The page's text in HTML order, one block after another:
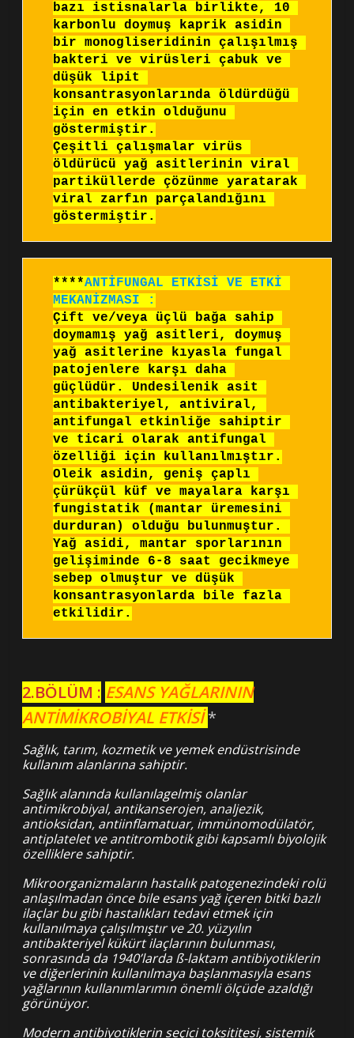
bazı istisnalarla birlikte, 10
karbonlu doymuş kaprik asidin
bir monogliseridinin çalışılmış
bakteri ve virüsleri çabuk ve
düşük lipit
konsantrasyonlarında öldürdüğü
için en etkin olduğunu
göstermiştir.
Çeşitli çalışmalar virüs
öldürücü yağ asitlerinin viral
partiküllerde çözünme yaratarak
viral zarfın parçalandığını
göstermiştir.
****ANTİFUNGAL ETKİSİ VE ETKİ
MEKANİZMASI :
Çift ve/veya üçlü bağa sahip
doymamış yağ asitleri, doymuş
yağ asitlerine kıyasla fungal
patojenlere karşı daha
güçlüdür. Undesilenik asit
antibakteriyel, antiviral,
antifungal etkinliğe sahiptir
ve ticari olarak antifungal
özelliği için kullanılmıştır.
Oleik asidin, geniş çaplı
çürükçül küf ve mayalara karşı
fungistatik (mantar üremesini
durduran) olduğu bulunmuştur.
Yağ asidi, mantar sporlarının
gelişiminde 6-8 saat gecikmeye
sebep olmuştur ve düşük
konsantrasyonlarda bile fazla
etkilidir.
2.BÖLÜM : ESANS YAĞLARININ
ANTİMİKROBİYAL ETKİSİ*
Sağlık, tarım, kozmetik ve yemek endüstrisinde
kullanım alanlarına sahiptir.
Sağlık alanında kullanılagelmiş olanlar
antimikrobiyal, antikanserojen, analjezik,
antioksidan, antiinflamatuar, immünomodülatör,
antiplatelet ve antitrombotik gibi kapsamlı biyolojik
özelliklere sahiptir.
Mikroorganizmaların hastalık patogenezindeki rolü
anlaşılmadan önce bile esans yağ içeren bitki bazlı
ilaçlar bu gibi hastalıkları tedavi etmek için
kullanılmaya çalışılmıştır ve 20. yüzyılın
antibakteriyel kükürt ilaçlarının bulunması,
sonrasında da 1940’larda ß-laktam antibiyotiklerin
ve diğerlerinin kullanılmaya başlanmasıyla esans
yağlarının kullanımlarımın önemli ölçüde azaldığı
görünüyor.
Modern antibiyotiklerin seçici toksititesi, sistemik